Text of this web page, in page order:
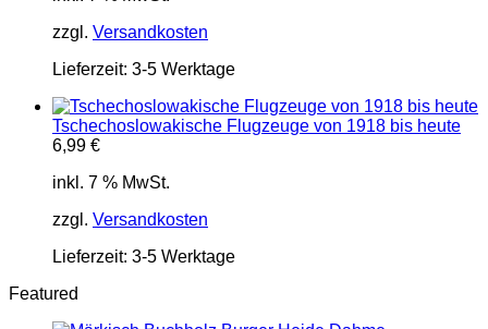
zzgl. Versandkosten
Lieferzeit: 3-5 Werktage
Tschechoslowakische Flugzeuge von 1918 bis heute
6,99 €
inkl. 7 % MwSt.
zzgl. Versandkosten
Lieferzeit: 3-5 Werktage
Featured